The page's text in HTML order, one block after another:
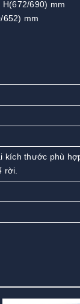
H(672/690) mm
652) mm
kích thước phù
rời.